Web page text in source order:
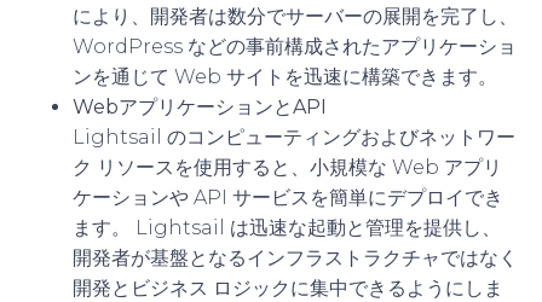
により、開発者は数分でサーバーの展開を完了し、
WordPress などの事前構成されたアプリケーショ
ンを通じて Web サイトを迅速に構築できます。
WebアプリケーションとAPI
Lightsail のコンピューティングおよびネットワー
ク リソースを使用すると、小規模な Web アプリ
ケーションや API サービスを簡単にデプロイでき
ます。 Lightsail は迅速な起動と管理を提供し、
開発者が基盤となるインフラストラクチャではなく
開発とビジネス ロジックに集中できるようにしま